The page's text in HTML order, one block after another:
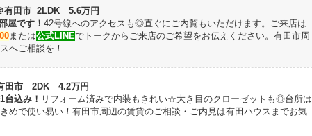
有田市 2LDK 5.6万円
屋です！ 42号線へのアクセスも◎直ぐにご内覧もいただけます。ご来店は
または公式LINEでトークからご来店のご希望をお伝えください。 有田市周
へご相談を！
田市 2DK 4.2万円
台込み！ リフォーム済みで内装もきれい☆大き目のクローゼットも◎台所は
めで使い易い！有田市周辺の賃貸のご相談・ご内見は有田ハウスまでお気